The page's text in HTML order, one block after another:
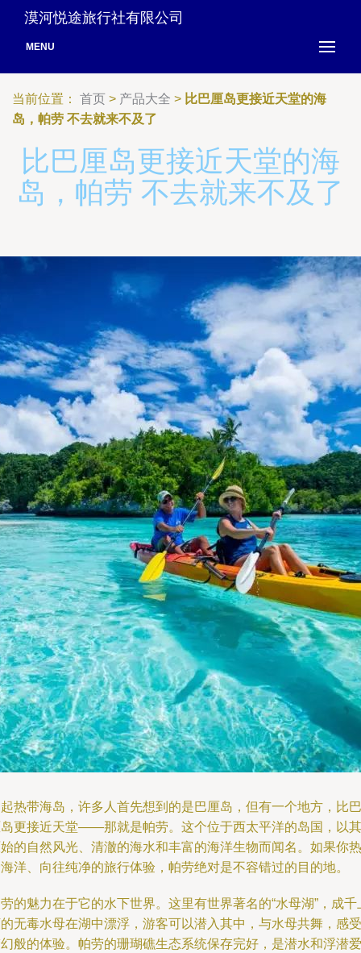
漠河悦途旅行社有限公司
MENU
当前位置： 首页 > 产品大全 > 比巴厘岛更接近天堂的海
岛，帕劳 不去就来不及了
比巴厘岛更接近天堂的海
岛，帕劳 不去就来不及了
热带海岛，许多人首先想到的是巴厘岛，但有一个地方，比巴
更接近天堂——那就是帕劳。这个位于西太平洋的岛国，以其
的自然风光、清澈的海水和丰富的海洋生物而闻名。如果你热
洋、向往纯净的旅行体验，帕劳绝对是不容错过的目的地。
的魅力在于它的水下世界。这里有世界著名的“水母湖”，成千
无毒水母在湖中漂浮，游客可以潜入其中，与水母共舞，感受
般的体验。帕劳的珊瑚礁生态系统保存完好，是潜水和浮潜爱